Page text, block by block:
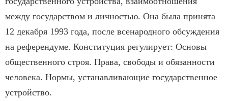
между государством и личностью. Она была принята
12 декабря 1993 года, после всенародного обсуждения
на референдуме. Конституция регулирует: Основы
общественного строя. Права, свободы и обязанности
человека. Нормы, устанавливающие государственное
устройство.